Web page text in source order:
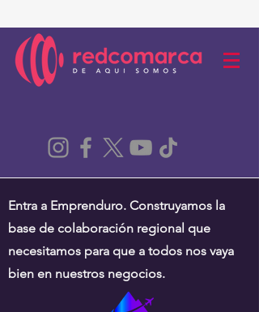
Entra a Emprenduro. Construyamos la
base de colaboración regional que
necesitamos para que a todos nos vaya
bien en nuestros negocios.